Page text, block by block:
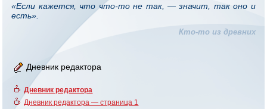
«Если кажется, что что-то не так, — значит, так оно и
есть».
Кто-то из древних
Дневник редактора
Дневник редактора
Дневник редактора — страница 1